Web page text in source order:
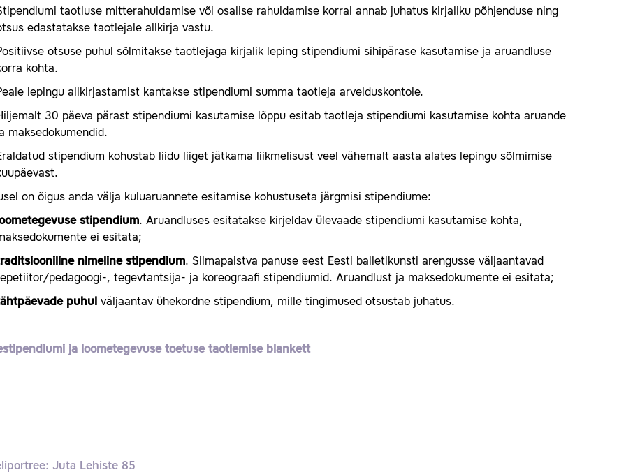
taotluse mitterahuldamise või osalise rahuldamise korral annab juhatus kirjaliku põhjenduse ning
edastatakse taotlejale allkirja vastu.
otsuse puhul sõlmitakse taotlejaga kirjalik leping stipendiumi sihipärase kasutamise ja aruandluse
kohta.
lepingu allkirjastamist kantakse stipendiumi summa taotleja arvelduskontole.
30 päeva pärast stipendiumi kasutamise lõppu esitab taotleja stipendiumi kasutamise kohta aruande
maksedokumendid.
stipendium kohustab liidu liiget jätkama liikmelisust veel vähemalt aasta alates lepingu sõlmimise
on õigus anda välja kuluaruannete esitamise kohustuseta järgmisi stipendiume:
stipendium. Aruandluses esitatakse kirjeldav ülevaade stipendiumi kasutamise kohta,
ei esitata;
nimeline stipendium. Silmapaistva panuse eest Eesti balletikunsti arengusse väljaantavad
pedagoogi-, tegevtantsija- ja koreograafi stipendiumid. Aruandlust ja maksedokumente ei esitata;
puhul väljaantav ühekordne stipendium, mille tingimused otsustab juhatus.
ja loometegevuse toetuse taotlemise blankett
Juta Lehiste 85